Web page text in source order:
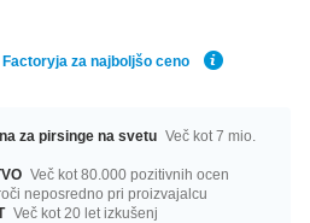
za najboljšo ceno
za pirsinge na svetu Več kot 7 mio.
Več kot 80.000 pozitivnih ocen
neposredno pri proizvajalcu
Več kot 20 let izkušenj